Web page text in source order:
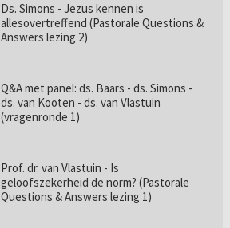
Ds. Simons - Jezus kennen is
allesovertreffend (Pastorale Questions &
Answers lezing 2)
Q&A met panel: ds. Baars - ds. Simons -
ds. van Kooten - ds. van Vlastuin
(vragenronde 1)
Prof. dr. van Vlastuin - Is
geloofszekerheid de norm? (Pastorale
Questions & Answers lezing 1)